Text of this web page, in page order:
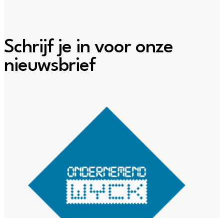
Schrijf je in voor onze
nieuwsbrief